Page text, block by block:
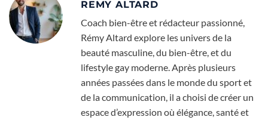
REMY ALTARD
Coach bien-être et rédacteur passionné,
Rémy Altard explore les univers de la
beauté masculine, du bien-être, et du
lifestyle gay moderne. Après plusieurs
années passées dans le monde du sport et
de la communication, il a choisi de créer un
espace d’expression où élégance, santé et